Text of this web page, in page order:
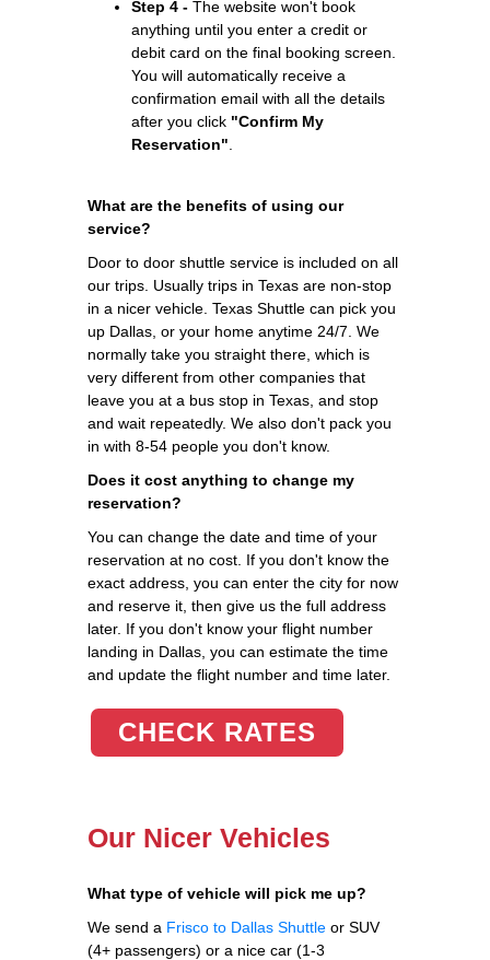
Step 4 - The website won't book
anything until you enter a credit or
debit card on the final booking screen.
You will automatically receive a
confirmation email with all the details
after you click "Confirm My
Reservation"
What are the benefits of using our
service?
Door to door shuttle service is included on all
our trips. Usually trips in Texas are non-stop
in a nicer vehicle. Texas Shuttle can pick you
up Dallas, or your home anytime 24/7. We
normally take you straight there, which is
very different from other companies that
leave you at a bus stop in Texas, and stop
and wait repeatedly. We also don't pack you
in with 8-54 people you don't know.
Does it cost anything to change my
reservation?
You can change the date and time of your
reservation at no cost. If you don't know the
exact address, you can enter the city for now
and reserve it, then give us the full address
later. If you don't know your flight number
landing in Dallas, you can estimate the time
and update the flight number and time later.
CHECK RATES
Our Nicer Vehicles
What type of vehicle will pick me up?
We send a Frisco to Dallas Shuttle or SUV
(4+ passengers) or a nice car (1-3